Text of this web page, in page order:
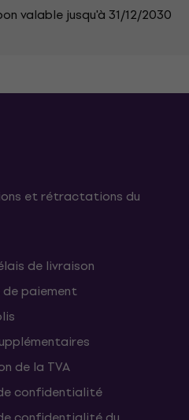
valable jusqu'à 31/12/2030
et rétractations du
de livraison
paiement
de la TVA
confidentialité